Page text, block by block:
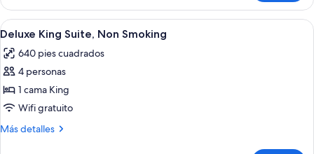
size,
para
no
fumadores
de
lujo,
2
Queen
size,
no
fumadores
Abrir
todas
las
fotos
de
Deluxe
King
Una habitación de hotel moderna
7
Deluxe King Suite, Non Smoking
640 pies cuadrados
4 personas
1 cama King
Wifi gratuito
Más detalles
Más